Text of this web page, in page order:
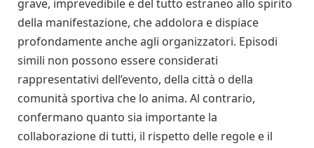
grave, imprevedibile e del tutto estraneo allo spirito
della manifestazione, che addolora e dispiace
profondamente anche agli organizzatori. Episodi
simili non possono essere considerati
rappresentativi dell’evento, della città o della
comunità sportiva che lo anima. Al contrario,
confermano quanto sia importante la
collaborazione di tutti, il rispetto delle regole e il